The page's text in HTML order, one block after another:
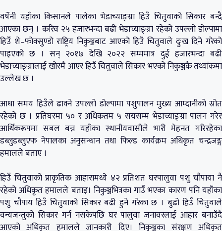
वर्षेनी यहाँका किसानले पालेका भेडाच्याङ्ग्रा हिउँ चितुवाको सिकार बन्दै
आएका छन् । करिव २५ हजारभन्दा बढी भेडाच्याङ्ग्रा रहेको उपल्लो डोल्पामा
हिउँ शे–फोक्सुण्डो राष्ट्रिय निकुञ्जबाट आएको हिउँ चितुवाले दुःख दिने गरेको
पाइएको छ । सन् २०१७ देखि २०२२ सम्ममात्र दुई हजारभन्दा बढी
भेडाच्याङ्ग्रालाई खोरमै आएर हिउँ चितुवाले सिकार भएको निकुञ्जकै तथ्यांकमा
उल्लेख छ ।
आधा समय हिउँले ढाक्ने उपल्लो डोल्पामा पशुपालन मुख्य आम्दानीको स्रोत
रहेको छ । प्रतिघरमा ५० र अधिकतम ५ सयसम्म भेडाच्याङ्ग्रा पालन गरेर
आर्थिकरूपमा सबल बन्न यहाँका स्थानीयवासीले भारी मेहनत गरिरहेका
डब्लुडब्लुएफ नेपालका अनुसन्धान तथा फिल्ड कार्यक्रम अधिकृत चन्द्रजङ्ग
हमालले बताए ।
हिउँ चितुवाको प्राकृतिक आहारामध्ये ४२ प्रतिशत घरपालुवा पशु चौपाया नै
रहेको अधिकृत हमालले बताइ। निकुञ्जभित्रका गाउँ भएका कारण पनि यहाँका
पशु चौपाय हिउँ चितुवाको सिकार बढी हुने गरेका छ । बुढो हिउँ चितुवाले
वन्यजन्तुको सिकार गर्न नसकेपछि घर पालुवा जनावरलाई आहार बनाउँदै
आएको अधिकृत हमालले जानकारी दिए। निकुञ्जका संरक्षण अधिकृत